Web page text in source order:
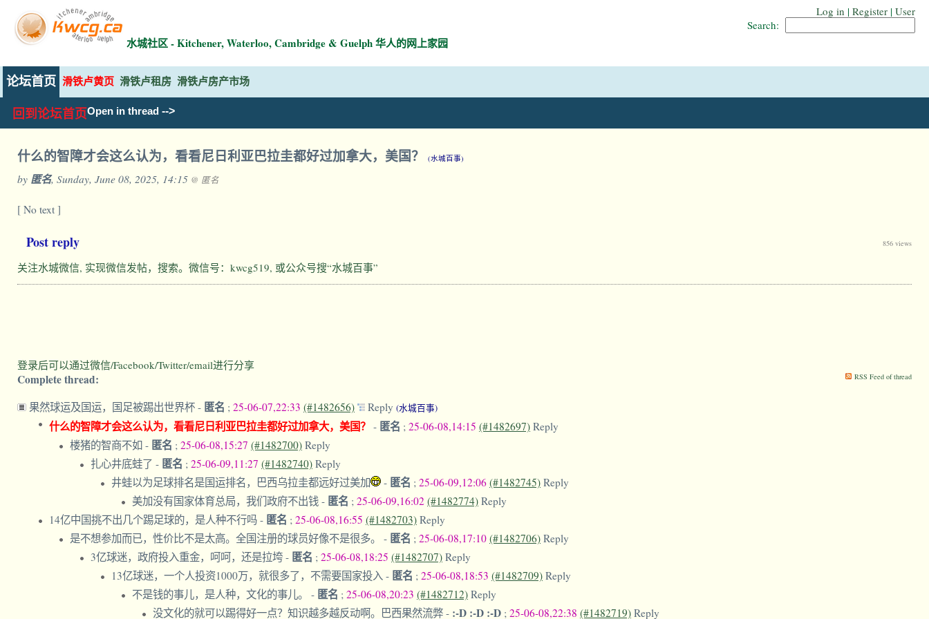
水城社区 - Kitchener, Waterloo, Cambridge & Guelph 华人的网上家园
Log in | Register | User
Search:
论坛首页 滑铁卢黄页 滑铁卢租房 滑铁卢房产市场
回到论坛首页Open in thread -->
什么的智障才会这么认为，看看尼日利亚巴拉圭都好过加拿大，美国？ (水城百事)
by 匿名, Sunday, June 08, 2025, 14:15 @ 匿名
[ No text ]
Post reply 856 views
关注水城微信, 实现微信发帖，搜索。微信号：kwcg519, 或公众号搜“水城百事”
登录后可以通过微信/Facebook/Twitter/email进行分享
Complete thread: RSS Feed of thread
果然球运及国运，国足被踢出世界杯 - 匿名 ; 25-06-07,22:33 (#1482656) Reply (水城百事)
什么的智障才会这么认为，看看尼日利亚巴拉圭都好过加拿大，美国？ - 匿名 ; 25-06-08,14:15 (#1482697) Reply
楼猪的智商不如 - 匿名 ; 25-06-08,15:27 (#1482700) Reply
扎心井底蛙了 - 匿名 ; 25-06-09,11:27 (#1482740) Reply
井蛙以为足球排名是国运排名，巴西乌拉圭都远好过美加
- 匿名 ; 25-06-09,12:06 (#1482745) Reply
美加没有国家体育总局，我们政府不出钱 - 匿名 ; 25-06-09,16:02 (#1482774) Reply
14亿中国挑不出几个踢足球的，是人种不行吗 - 匿名 ; 25-06-08,16:55 (#1482703) Reply
是不想参加而已，性价比不是太高。全国注册的球员好像不是很多。 - 匿名 ; 25-06-08,17:10 (#1482706) Reply
3亿球迷，政府投入重金，呵呵，还是拉垮 - 匿名 ; 25-06-08,18:25 (#1482707) Reply
13亿球迷，一个人投资1000万，就很多了，不需要国家投入 - 匿名 ; 25-06-08,18:53 (#1482709) Reply
不是钱的事儿，是人种，文化的事儿。 - 匿名 ; 25-06-08,20:23 (#1482712) Reply
没文化的就可以踢得好一点？知识越多越反动啊。巴西果然流弊 - :-D :-D :-D ; 25-06-08,22:38 (#1482719) Reply